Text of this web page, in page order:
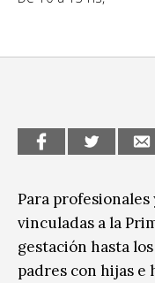
Sin categoría
Para
vinculadas a la
gestación hasta
padres con hijas e